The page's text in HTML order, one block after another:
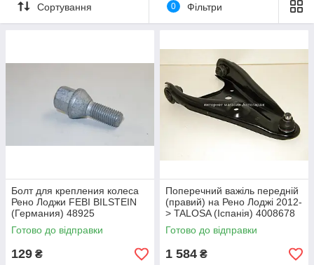
Сортування 0 Фільтри
Болт для крепления колеса
Рено Лоджи FEBI BILSTEIN
(Германия) 48925
Готово до відправки
129 ₴
Поперечний важіль передній
(правий) на Рено Лоджі 2012-
> TALOSA (Іспанія) 4008678
Готово до відправки
1 584 ₴